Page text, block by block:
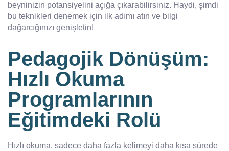
beyninizin potansiyelini açığa çıkarabilirsiniz. Haydi, şimdi
bu teknikleri denemek için ilk adımı atın ve bilgi
dağarcığınızı genişletin!
Pedagojik Dönüşüm:
Hızlı Okuma
Programlarının
Eğitimdeki Rolü
Hızlı okuma, sadece daha fazla kelimeyi daha kısa sürede